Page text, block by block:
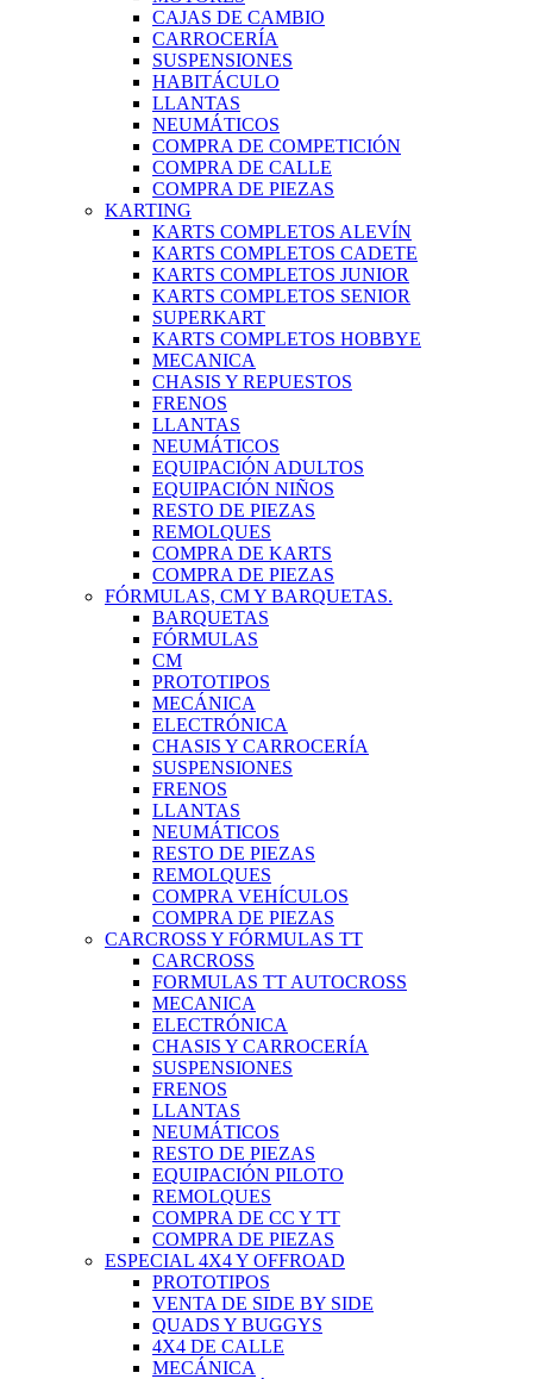
CAJAS DE CAMBIO
CARROCERÍA
SUSPENSIONES
HABITÁCULO
LLANTAS
NEUMÁTICOS
COMPRA DE COMPETICIÓN
COMPRA DE CALLE
COMPRA DE PIEZAS
KARTING
KARTS COMPLETOS ALEVÍN
KARTS COMPLETOS CADETE
KARTS COMPLETOS JUNIOR
KARTS COMPLETOS SENIOR
SUPERKART
KARTS COMPLETOS HOBBYE
MECANICA
CHASIS Y REPUESTOS
FRENOS
LLANTAS
NEUMÁTICOS
EQUIPACIÓN ADULTOS
EQUIPACIÓN NIÑOS
RESTO DE PIEZAS
REMOLQUES
COMPRA DE KARTS
COMPRA DE PIEZAS
FÓRMULAS, CM Y BARQUETAS.
BARQUETAS
FÓRMULAS
CM
PROTOTIPOS
MECÁNICA
ELECTRÓNICA
CHASIS Y CARROCERÍA
SUSPENSIONES
FRENOS
LLANTAS
NEUMÁTICOS
RESTO DE PIEZAS
REMOLQUES
COMPRA VEHÍCULOS
COMPRA DE PIEZAS
CARCROSS Y FÓRMULAS TT
CARCROSS
FORMULAS TT AUTOCROSS
MECANICA
ELECTRÓNICA
CHASIS Y CARROCERÍA
SUSPENSIONES
FRENOS
LLANTAS
NEUMÁTICOS
RESTO DE PIEZAS
EQUIPACIÓN PILOTO
REMOLQUES
COMPRA DE CC Y TT
COMPRA DE PIEZAS
ESPECIAL 4X4 Y OFFROAD
PROTOTIPOS
VENTA DE SIDE BY SIDE
QUADS Y BUGGYS
4X4 DE CALLE
MECÁNICA